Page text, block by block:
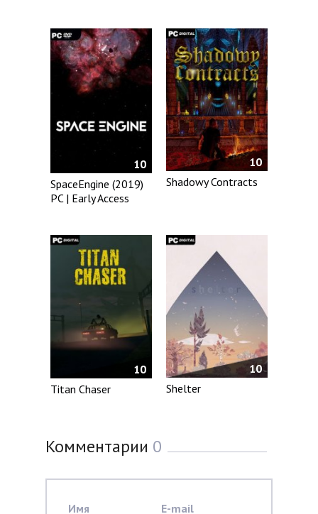
10
SpaceEngine (2019)
PC | Early Access
10
Shadowy Contracts
10
Titan Chaser
10
Shelter
Комментарии 0
Имя E-mail